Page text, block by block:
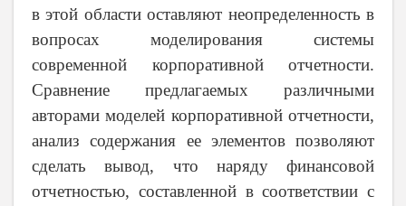
в этой области оставляют неопределенность в
вопросах моделирования системы
современной корпоративной отчетности.
Сравнение предлагаемых различными
авторами моделей корпоративной отчетности,
анализ содержания ее элементов позволяют
сделать вывод, что наряду финансовой
отчетностью, составленной в соответствии с